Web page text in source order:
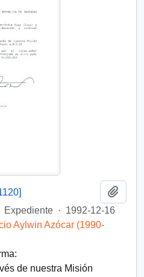
Expediente · 1992-12-16
Aylwin Azócar (1990-
de nuestra Misión